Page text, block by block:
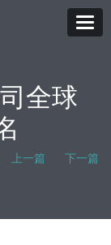
全球
上一篇 下一篇